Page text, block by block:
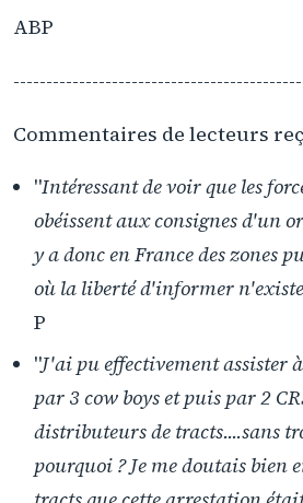
ABP
Commentaires de lecteurs
"Intéressant de voir que les
obéissent aux consignes d'un
y a donc en France des zones
où la liberté d'informer
P
"J'ai pu effectivement assister
par 3 cow boys et puis par 2
distributeurs de tracts....sans
pourquoi ? Je me doutais bien